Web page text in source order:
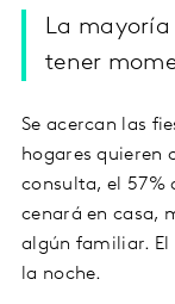
La mayoría
tener
Se acercan las
hogares quieren
consulta, el 57%
cenará en casa,
algún familiar.
la noche.